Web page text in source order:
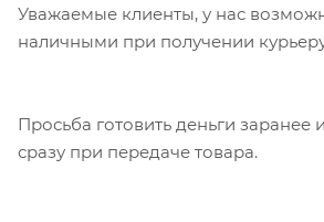
Уважаемые клиенты, у нас
наличными при получении
Просьба готовить деньги заранее
сразу при передаче товара.